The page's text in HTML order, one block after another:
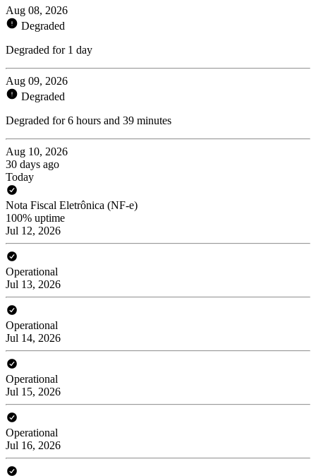
Aug 08, 2026
Degraded
Degraded for 1 day
Aug 09, 2026
Degraded
Degraded for 6 hours and 39 minutes
Aug 10, 2026
30 days ago
Today
Nota Fiscal Eletrônica (NF-e)
100% uptime
Jul 12, 2026
Operational
Jul 13, 2026
Operational
Jul 14, 2026
Operational
Jul 15, 2026
Operational
Jul 16, 2026